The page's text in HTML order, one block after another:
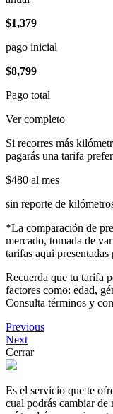
$1,379
pago inicial
$8,799
Pago total
Ver completo
Si recorres más
pagarás una tarifa
$480 al mes
sin reporte de
*La comparación de
mercado, tomada de
tarifas aqui presentadas
Recuerda que tu tarifa
factores como: edad,
Consulta términos y
Previous
Next
Cerrar
Es el servicio que te
cual podrás cambiar de